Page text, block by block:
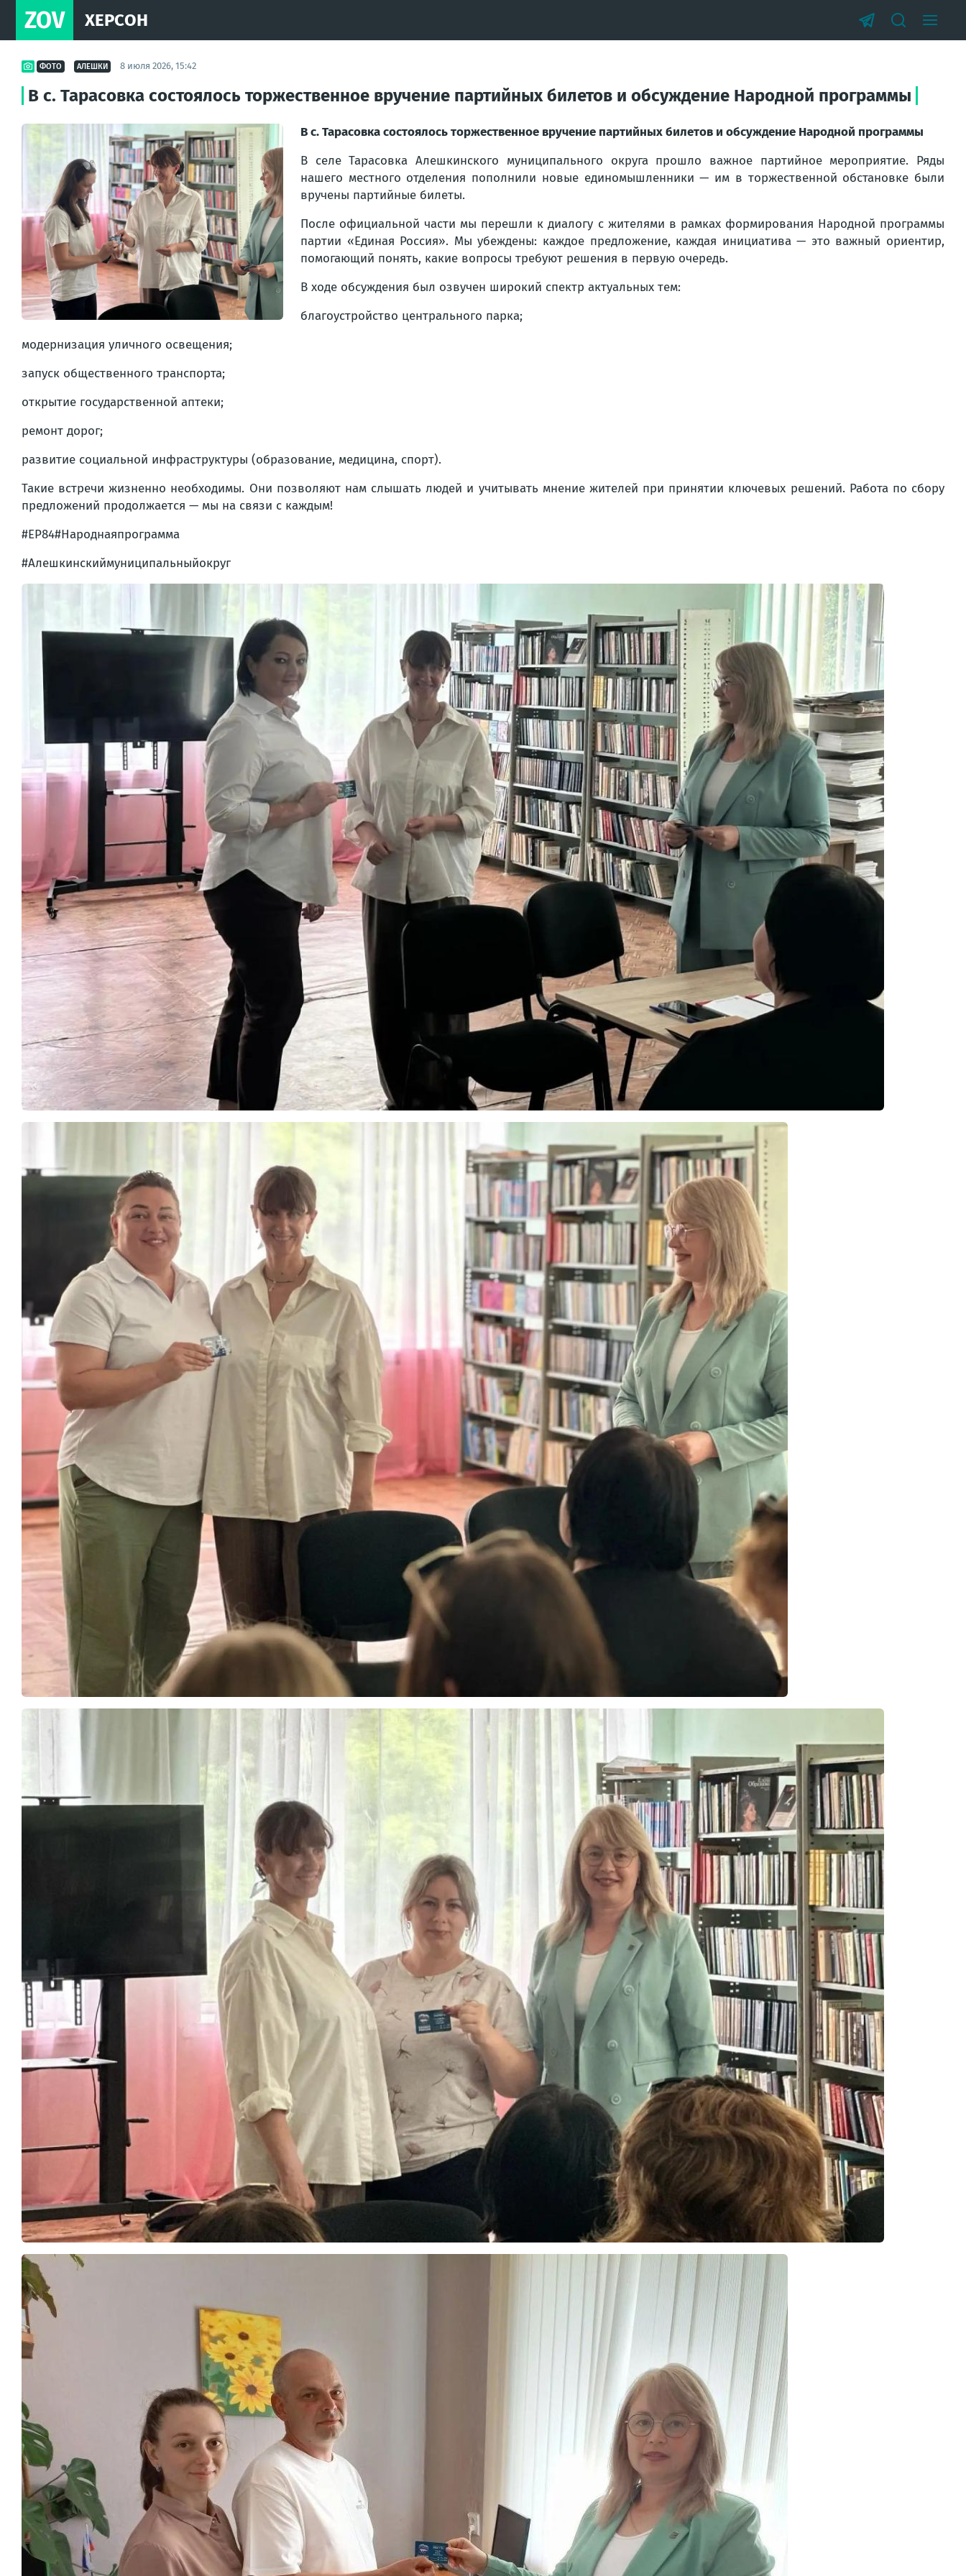
ZOV ХЕРСОН
ФОТО АЛЕШКИ 8 июля 2026, 15:42
В с. Тарасовка состоялось торжественное вручение партийных билетов и обсуждение Народной программы
В с. Тарасовка состоялось торжественное вручение партийных билетов и обсуждение Народной программы
В селе Тарасовка Алешкинского муниципального округа прошло важное партийное мероприятие. Ряды
нашего местного отделения пополнили новые единомышленники — им в торжественной обстановке были
вручены партийные билеты.
После официальной части мы перешли к диалогу с жителями в рамках формирования Народной программы
партии «Единая Россия». Мы убеждены: каждое предложение, каждая инициатива — это важный ориентир,
помогающий понять, какие вопросы требуют решения в первую очередь.
В ходе обсуждения был озвучен широкий спектр актуальных тем:
благоустройство центрального парка;
модернизация уличного освещения;
запуск общественного транспорта;
открытие государственной аптеки;
ремонт дорог;
развитие социальной инфраструктуры (образование, медицина, спорт).
Такие встречи жизненно необходимы. Они позволяют нам слышать людей и учитывать мнение жителей при принятии ключевых решений. Работа по сбору
предложений продолжается — мы на связи с каждым!
#ЕР84#Народнаяпрограмма
#Алешкинскиймуниципальныйокруг